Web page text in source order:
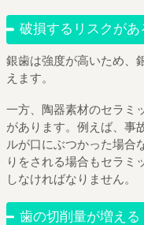
破損するリスクがあ
銀歯は強度が高いため、
えます。
一方、陶器素材のセラミ
があります。例えば、事
ルが口にぶつかった場合
りをされる場合もセラミ
しなければなりません。
歯の切削量が増える